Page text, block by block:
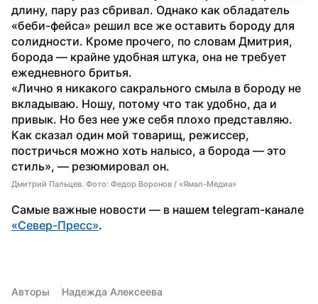
длину, пару раз сбривал. Однако как обладатель
«беби-фейса» решил все же оставить бороду для
солидности. Кроме прочего, по словам Дмитрия,
борода — крайне удобная штука, она не требует
ежедневного бритья.
«Лично я никакого сакрального смыла в бороду не
вкладываю. Ношу, потому что так удобно, да и
привык. Но без нее уже себя плохо представляю.
Как сказал один мой товарищ, режиссер,
постричься можно хоть налысо, а борода — это
стиль», — резюмировал он.
Дмитрий Пальцев. Фото: Федор Воронов / «Ямал-Медиа»
«Север-Пресс».
Авторы Надежда Алексеева